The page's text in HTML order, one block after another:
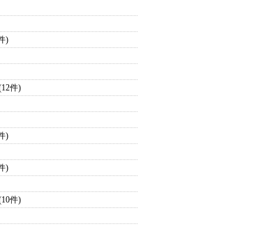
)
件)
)
)
件)